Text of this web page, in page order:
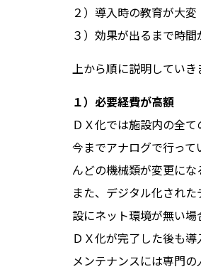
２）導入時の教育が大変
３）効果が出るまで時間
上から順に説明していき
１）必要経費が高額
ＤＸ化では施設内の全て
今までアナログで行っ
んどの機械類が変更にな
また、デジタル化され
設にネット環境が無い場
ＤＸ化が完了した後も
メンテナンスには専門